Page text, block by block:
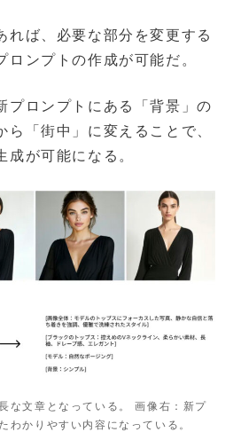
れば、必要な部分を変更する
ロンプトの作成が可能だ。
プロンプトにある「背景」の
「街中」に変えることで、
が可能になる。
な文章となっている。 画像右：新プ
わかりやすい内容になっている。